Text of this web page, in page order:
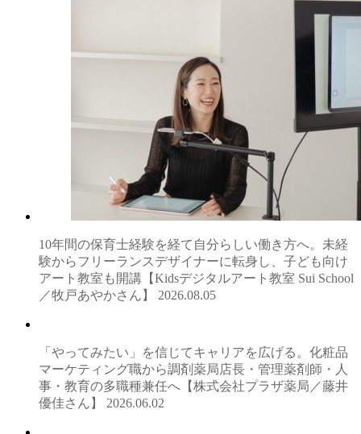
10年間の保育士経験を経て自分らしい働き方へ。未経
験からフリーランスデザイナーに転身し、子ども向け
アート教室も開講【Kidsデジタルアート教室 Sui School
／牧戸あやかさん】 2026.08.05
「やってみたい」を信じてキャリアを広げる。化粧品
マーケティング職から調剤薬局店長・管理薬剤師・人
事・教育の多職種兼任へ【株式会社プラザ薬局／藤井
優佳さん】 2026.06.02